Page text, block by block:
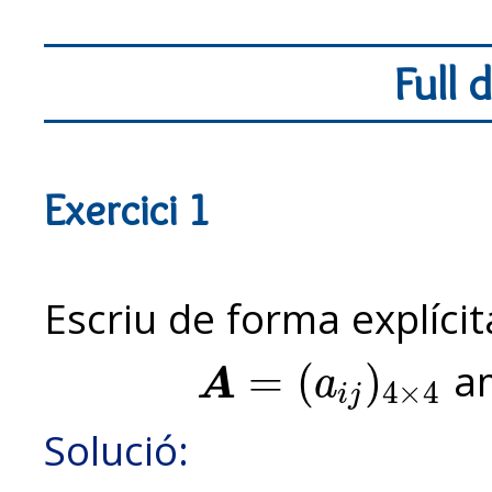
Full
Exercici 1
Escriu de forma
A = (aij)4×4
A=(aij 4×4
Solució: